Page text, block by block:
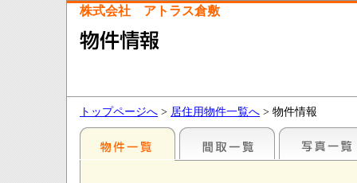
株式会社 アトラス倉敷
トップページへ > 居住用物件一覧へ > 物件情報